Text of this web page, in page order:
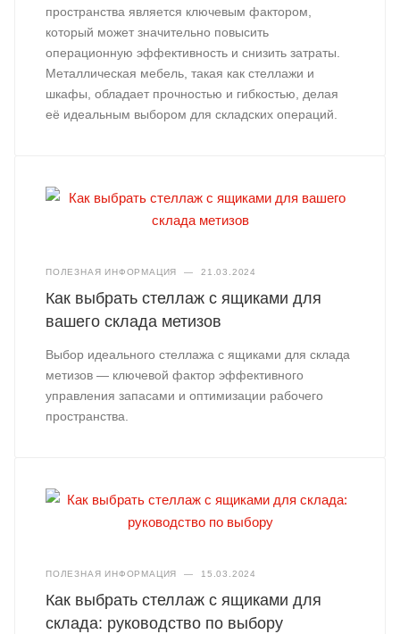
пространства является ключевым фактором,
который может значительно повысить
операционную эффективность и снизить затраты.
Металлическая мебель, такая как стеллажи и
шкафы, обладает прочностью и гибкостью, делая
её идеальным выбором для складских операций.
ПОЛЕЗНАЯ ИНФОРМАЦИЯ — 21.03.2024
Как выбрать стеллаж с ящиками для
вашего склада метизов
Выбор идеального стеллажа с ящиками для склада
метизов — ключевой фактор эффективного
управления запасами и оптимизации рабочего
пространства.
ПОЛЕЗНАЯ ИНФОРМАЦИЯ — 15.03.2024
Как выбрать стеллаж с ящиками для
склада: руководство по выбору